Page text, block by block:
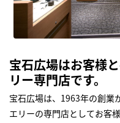
宝石広場はお客様
リー専門店です。
宝石広場は、1963年の創業
エリーの専門店としてお客